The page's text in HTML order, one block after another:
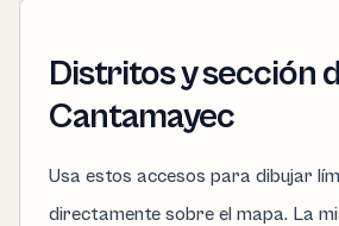
Distritos y sección
Cantamayec
Usa estos accesos para dibujar
directamente sobre el mapa. La